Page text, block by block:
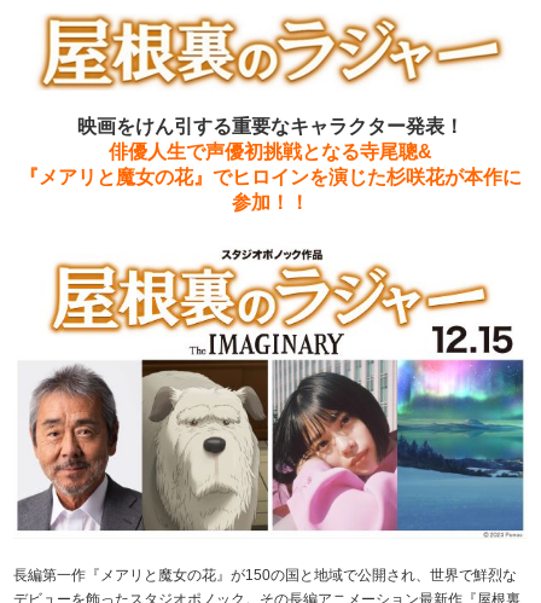
映画をけん引する重要なキャラクター発表！
俳優人生で声優初挑戦となる寺尾聰&
『メアリと魔女の花』でヒロインを演じた杉咲花が本作に
参加！！
長編第一作『メアリと魔女の花』が150の国と地域で公開され、世界で鮮烈な
デビューを飾ったスタジオポノック。その長編アニメーション最新作『屋根裏